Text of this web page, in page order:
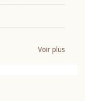
Voir plus